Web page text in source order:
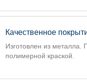
Качественное
Изготовлен из металла.
полимерной краской.